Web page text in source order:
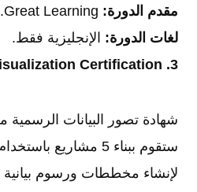
مقدم الدورة:
لغات الدورة: الإنجليزية فقط.
3. Data Visualization Certification
لإنشاء مخططات ورسوم بيانية